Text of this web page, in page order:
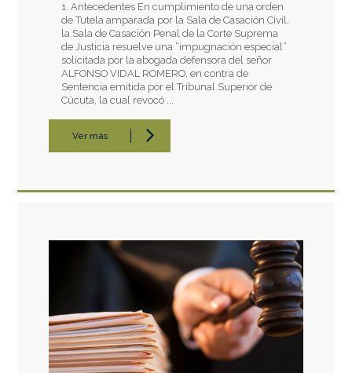
1. Antecedentes En cumplimiento de una orden
de Tutela amparada por la Sala de Casación Civil,
la Sala de Casación Penal de la Corte Suprema
de Justicia resuelve una “impugnación especial”
solicitada por la abogada defensora del señor
ALFONSO VIDAL ROMERO, en contra de
Sentencia emitida por el Tribunal Superior de
Cúcuta, la cual revocó ...
Ver más